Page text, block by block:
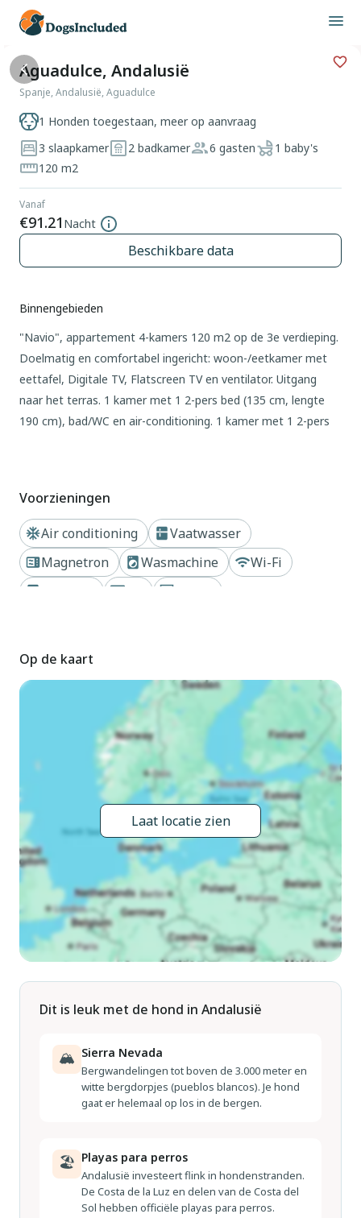
Aguadulce, Andalusië
Spanje, Andalusië, Aguadulce
1 Honden toegestaan, meer op aanvraag
3 slaapkamer
2 badkamer 6 gasten
1 baby's
120 m2
Vanaf
€91.21 Nacht
Beschikbare data
Binnengebieden
"Navio", appartement 4-kamers 120 m2 op de 3e verdieping.
Doelmatig en comfortabel ingericht: woon-/eetkamer met
eettafel, Digitale TV, Flatscreen TV en ventilator. Uitgang
naar het terras. 1 kamer met 1 2-pers bed (135 cm, lengte
190 cm), bad/WC en air-conditioning. 1 kamer met 1 2-pers
waterkoker, magnetron, diepvriezer, elektrische
koffiemachine). Bad/bidet/WC. Terras. Terrasmeubelen.
Zijdelings uitzicht op zee. Ter beschikking: wasmachine,
strijkijzer, kinderstoel, kinderbed tot 2 jaar, haardroger.
Internet (WiFi, gratis). Geschikt voor families. Niet rokers
ESFCTU0000040140002852570000000000000000VFT/AL/041150
Buiten
Flatgebouw "Navio". Centrale, zonnige ligging, 20 m van het
strand, de straat oversteken. In het huis: lift. Openbare
parkeerplaatsen in de straat. Levensmiddelenwinkel,
supermarkt 500 m, restaurant, bar, café 50 m, bushalte 350
m, treinstation 40 km. Jachthaven 300 m. Attracties in de
buurt: Almería 15 km. De eigenaar accepteert geen
jeugdgroepen. De omgeving is gevoelig voor geluidsoverlast.
Gelieve geen lawaai te maken en de rust te bewaren.
Voorzieningen
Air conditioning
Vaatwasser
Magnetron
Wasmachine
Wi-Fi
Op de kaart
Laat locatie zien
Dit is leuk met de hond in Andalusië
🏔 Sierra Nevada
Bergwandelingen tot boven de 3.000 meter en
witte bergdorpjes (pueblos blancos). Je hond
gaat er helemaal op los in de bergen.
🏖 Playas para perros
Andalusië investeert flink in hondenstranden.
De Costa de la Luz en delen van de Costa del
Sol hebben officiële playas para perros.